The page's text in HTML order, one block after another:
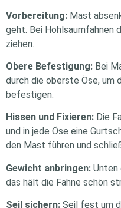
Vorbereitung: Mast
geht. Bei Hohlsaumfahnen
ziehen.
Obere Befestigung: Bei
durch die oberste Öse, um
befestigen.
Hissen und Fixieren: Die
und in jede Öse eine
den Mast führen und
Gewicht anbringen: Unten
das hält die Fahne schön
Seil sichern: Seil fest um